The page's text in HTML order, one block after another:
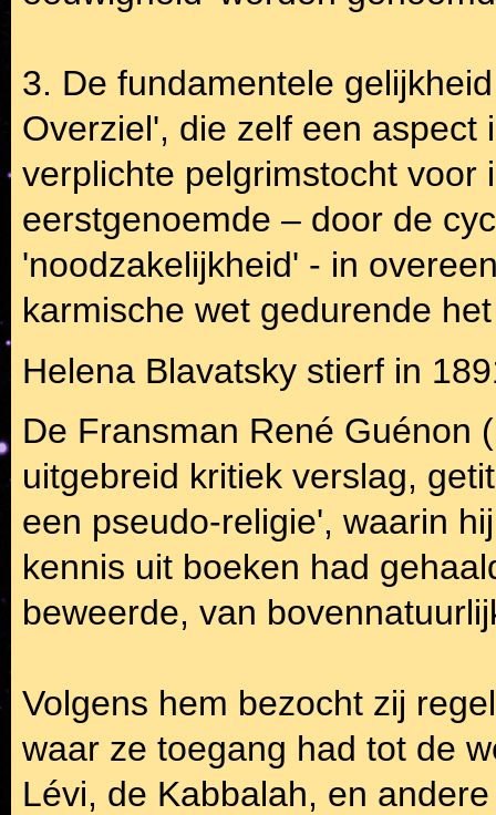
3. De fundamentele
Overziel', die zelf een aspect
verplichte pelgrimstocht voor
eerstgenoemde – door de
'noodzakelijkheid' - in
karmische wet gedurende
Helena Blavatsky stierf in
De Fransman René Guénon
uitgebreid kritiek verslag,
een pseudo-religie', waarin
kennis uit boeken had
beweerde, van
Volgens hem bezocht zij
waar ze toegang had tot de
Lévi, de Kabbalah, en